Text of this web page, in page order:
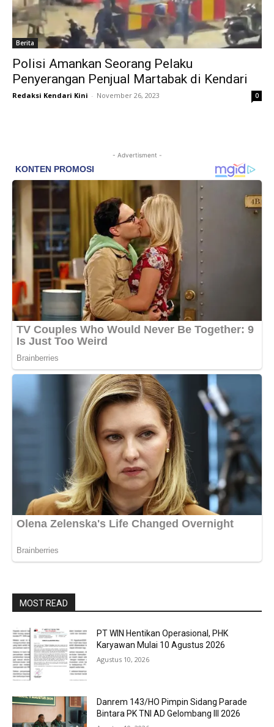
Berita
Polisi Amankan Seorang Pelaku
Penyerangan Penjual Martabak di Kendari
Redaksi Kendari Kini - November 26, 2023 0
- Advertisment -
MOST READ
PT WIN Hentikan Operasional, PHK
Karyawan Mulai 10 Agustus 2026
Agustus 10, 2026
Danrem 143/HO Pimpin Sidang Parade
Bintara PK TNI AD Gelombang III 2026